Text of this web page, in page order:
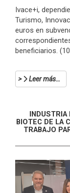
Ivace+i,
Turismo,
euros en
beneficiarios.
Leer más…
BIOTEC DE LA
TRABAJO